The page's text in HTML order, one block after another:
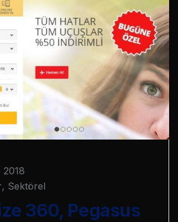
2018
, Sektörel
360, Pegasus